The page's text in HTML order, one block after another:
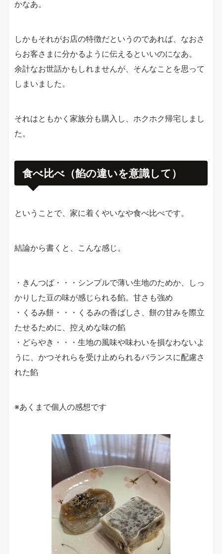
かなあ。
しかもそれがお店の特徴だというのであれば、なおさ
らお客さまに分かるように伝えるといいのになあ。
余計なお世話かもしれませんが、そんなことを思って
しまいました。
それはともかく家族分も購入し、ホクホク帰宅しまし
た。
食べ比べ（餡の違いを意識して）
ということで、家に着くやいなや食べ比べです。
結論から書くと、こんな感じ。
・きんつば・・・シンプルで薄い生地のためか、しっ
かりした豆の味が感じられる餡。甘さも強め
・くるみ餅・・・くるみの香ばしさ、餅の甘みを際立
たせるために、控えめな味の餡
・どらやき・・・生地の風味や味わいを損なわないよ
うに、かつそれらを受け止められるバランスに配慮さ
れた餡
※あくまで個人の感想です